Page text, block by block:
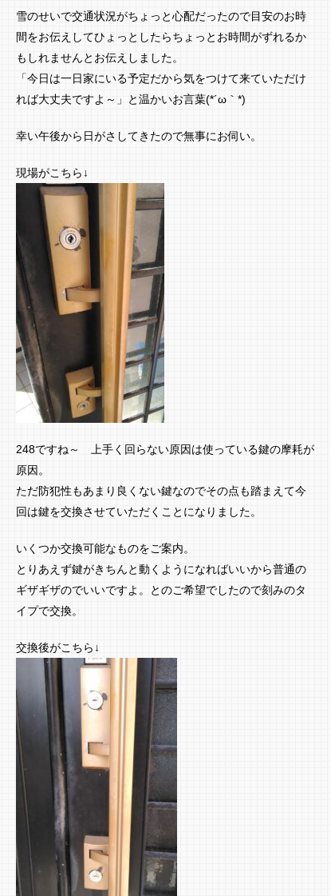
雪のせいで交通状況がちょっと心配だったので目安のお時
間をお伝えしてひょっとしたらちょっとお時間がずれるか
もしれませんとお伝えしました。
「今日は一日家にいる予定だから気をつけて来ていただけ
れば大丈夫ですよ～」と温かいお言葉(*´ω｀*)
幸い午後から日がさしてきたので無事にお伺い。
現場がこちら↓
248ですね～ 上手く回らない原因は使っている鍵の摩耗が
原因。
ただ防犯性もあまり良くない鍵なのでその点も踏まえて今
回は鍵を交換させていただくことになりました。
いくつか交換可能なものをご案内。
とりあえず鍵がきちんと動くようになればいいから普通の
ギザギザのでいいですよ。とのご希望でしたので刻みのタ
イプで交換。
交換後がこちら↓